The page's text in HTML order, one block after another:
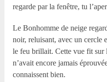
regarde par la fenêtre, tu
Le Bonhomme de neige
noir, reluisant, avec un cercle
le feu brillait. Cette vue fit sur
n’avait encore jamais
connaissent bien.